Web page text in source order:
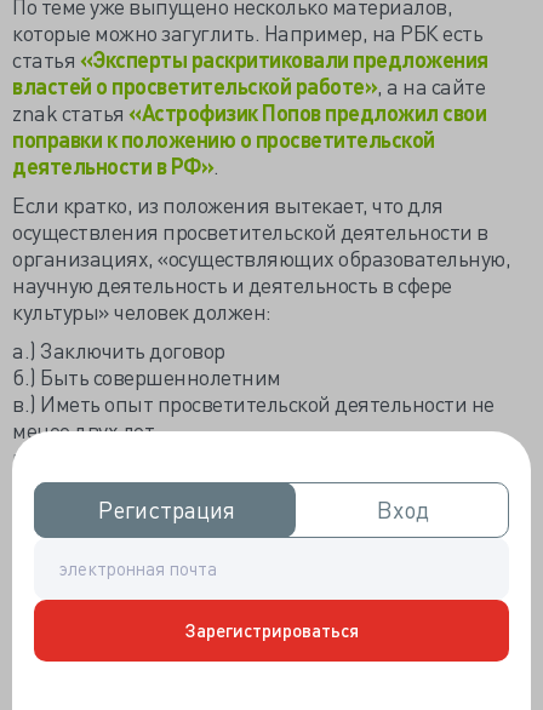
Регистрация
Регистрация Вход
Вход
Зарегистрироваться
которые можно загуглить. Например, на РБК есть
статья «Эксперты раскритиковали предложения
властей о просветительской работе», а на сайте
znak статья «Астрофизик Попов предложил свои
поправки к положению о просветительской
деятельности в РФ».
Если кратко, из положения вытекает, что для
осуществления просветительской деятельности в
организациях, «осуществляющих образовательную,
научную деятельность и деятельность в сфере
культуры» человек должен:
а.) Заключить договор
б.) Быть совершеннолетним
в.) Иметь опыт просветительской деятельности не
менее двух лет
г.) Не иметь ограничений к занятию педагогической
деятельностью, предусмотренные статьей 331
Трудового кодекса Российской Федерации (например,
не иметь некоторых психических заболеваний и
судимостей).
Если мероприятие делает организация, то она не
должна быть иностранным агентом, должна
проверить сотрудников на вышеупомянутые